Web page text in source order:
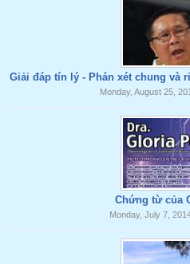
Giải đáp tín lý - Phán xét chung và
Monday, August 25,
Chứng từ của
Monday, July 7,